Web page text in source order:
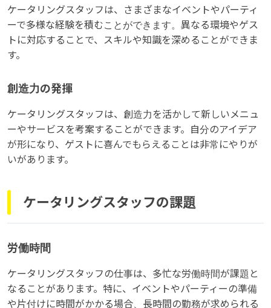
ケータリングスタッフは、さまざまなイベントやパーティ
ーで多様な経験を積むことができます。異なる環境やゲス
トに対応することで、スキルや知識を深めることができま
す。
創造力の発揮
ケータリングスタッフは、創造力を活かして新しいメニュ
ーやサービスを考案することができます。自分のアイデア
が形になり、ゲストに喜んでもらえることは非常にやりが
いがあります。
ケータリングスタッフの課題
労働時間
ケータリングスタッフの仕事は、多忙な労働時間が課題と
なることがあります。特に、イベントやパーティーの準備
や片付けに時間がかかる場合、長時間の勤務が求められる